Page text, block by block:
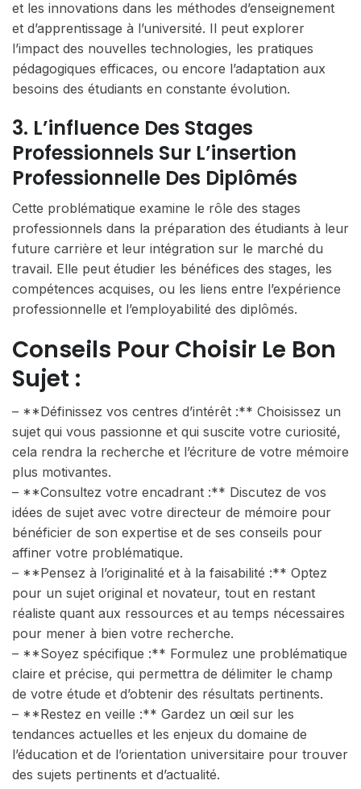
et les innovations dans les méthodes d’enseignement
et d’apprentissage à l’université. Il peut explorer
l’impact des nouvelles technologies, les pratiques
pédagogiques efficaces, ou encore l’adaptation aux
besoins des étudiants en constante évolution.
3. L’influence Des Stages
Professionnels Sur L’insertion
Professionnelle Des Diplômés
Cette problématique examine le rôle des stages
professionnels dans la préparation des étudiants à leur
future carrière et leur intégration sur le marché du
travail. Elle peut étudier les bénéfices des stages, les
compétences acquises, ou les liens entre l’expérience
professionnelle et l’employabilité des diplômés.
Conseils Pour Choisir Le Bon
Sujet :
– **Définissez vos centres d’intérêt :** Choisissez un
sujet qui vous passionne et qui suscite votre curiosité,
cela rendra la recherche et l’écriture de votre mémoire
plus motivantes.
– **Consultez votre encadrant :** Discutez de vos
idées de sujet avec votre directeur de mémoire pour
bénéficier de son expertise et de ses conseils pour
affiner votre problématique.
– **Pensez à l’originalité et à la faisabilité :** Optez
pour un sujet original et novateur, tout en restant
réaliste quant aux ressources et au temps nécessaires
pour mener à bien votre recherche.
– **Soyez spécifique :** Formulez une problématique
claire et précise, qui permettra de délimiter le champ
de votre étude et d’obtenir des résultats pertinents.
– **Restez en veille :** Gardez un œil sur les
tendances actuelles et les enjeux du domaine de
l’éducation et de l’orientation universitaire pour trouver
des sujets pertinents et d’actualité.